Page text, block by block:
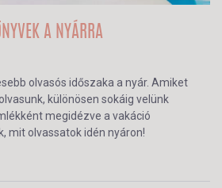
A NYÁRRA
olvasós időszaka a nyár. Amiket
különösen sokáig velünk
megidézve a vakáció
mit olvassatok idén nyáron!